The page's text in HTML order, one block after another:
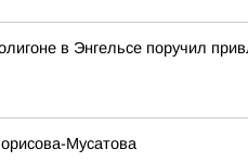
в Энгельсе поручил
Мусатова